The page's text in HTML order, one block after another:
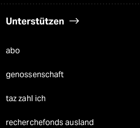
Unterstützen
abo
genossenschaft
taz zahl ich
recherchefonds ausland